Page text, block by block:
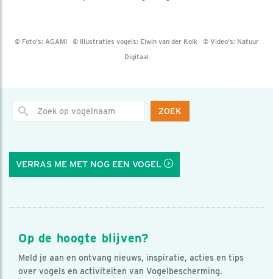
© Foto's: AGAMI© Illustraties vogels: Elwin van der Kolk © Video's: Natuur
Digitaal
ZOEK
VERRAS ME MET NOG EEN VOGEL
Op de hoogte blijven?
Meld je aan en ontvang nieuws, inspiratie, acties en tips
over vogels en activiteiten van Vogelbescherming.